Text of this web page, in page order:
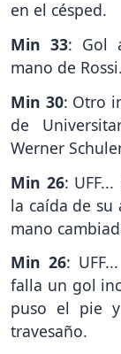
en el césped.
Min 33: Gol
mano de Rossi.
Min 30: Otro
de
Werner
Min 26:
la caída de su
mano
Min 26:
falla un gol
puso el pie
travesaño.